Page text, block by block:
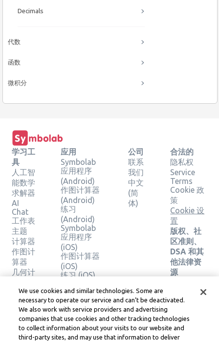
Decimals
代数
函数
微积分
学习工
具
人工智
能数学
求解器
AI
Chat
工作表
主题
计算器
作图计
算器
几何计
验证解
决方案
应用
Symbolab
应用程序
(Android)
作图计算器
(Android)
练习
(Android)
Symbolab
应用程序
(iOS)
作图计算器
(iOS)
练习 (iOS)
公司
联系
我们
中文
(简
体)
合法的
隐私权
Service
Terms
Cookie 政
策
Cookie 设
置
版权、社
区准则、
DSA 和其
他法律资
源
法律中心
Learneo
Symbolab, a Learneo, Inc. business
We use cookies and similar technologies. Some are
necessary to operate our service and can’t be deactivated.
We also work with service providers and advertising
companies that use cookies and other tracking technologies
to collect information about your visits to our website and
third-party sites, and may use that information to deliver